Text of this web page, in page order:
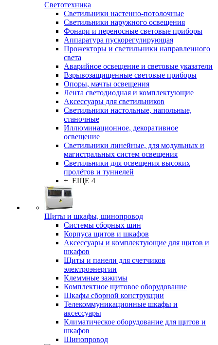
Светотехника
Светильники настенно-потолочные
Светильники наружного освещения
Фонари и переносные световые приборы
Аппаратура пускорегулирующая
Прожекторы и светильники направленного
света
Аварийное освещение и световые указатели
Взрывозащищенные световые приборы
Опоры, мачты освещения
Лента светодиодная и комплектующие
Аксессуары для светильников
Светильники настольные, напольные,
станочные
Иллюминационное, декоративное
освещение
Светильники линейные, для модульных и
магистральных систем освещения
Светильники для освещения высоких
пролётов и туннелей
+ ЕЩЕ 4
Щиты и шкафы, шинопровод
Системы сборных шин
Корпуса щитов и шкафов
Аксессуары и комплектующие для щитов и
шкафов
Щиты и панели для счетчиков
электроэнергии
Клеммные зажимы
Комплектное щитовое оборудование
Шкафы сборной конструкции
Телекоммуникационные шкафы и
аксессуары
Климатическое оборудование для щитов и
шкафов
Шинопровод